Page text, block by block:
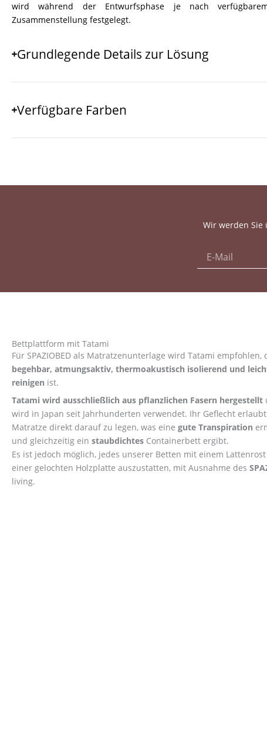
wird während der Entwurfsphase je nach
Zusammenstellung festgelegt.
Grundlegende Details zur Lösung
Verfügbare Farben
Wir werden Sie
Bettplattform mit Tatami
Für SPAZIOBED als Matratzenunterlage wird Tatami empfohlen,
begehbar, atmungsaktiv, thermoakustisch isolierend und
reinigen ist.
Tatami wird ausschließlich aus pflanzlichen Fasern hergestellt
wird in Japan seit Jahrhunderten verwendet. Ihr Geflecht
Matratze direkt darauf zu legen, was eine gute Transpiration
und gleichzeitig ein staubdichtes Containerbett ergibt.
Es ist jedoch möglich, jedes unserer Betten mit einem
einer gelochten Holzplatte auszustatten, mit Ausnahme des
living.